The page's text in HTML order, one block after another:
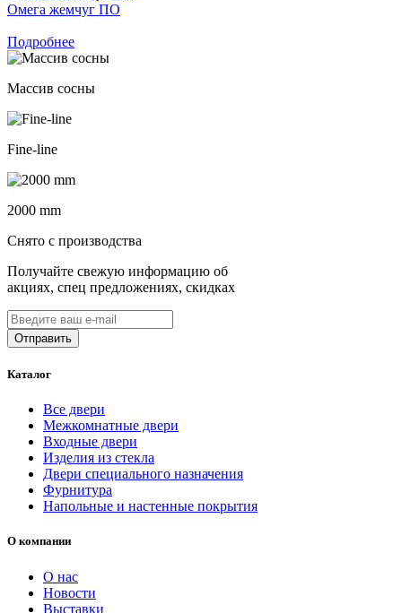
Омега жемчуг ПО
Подробнее
Массив сосны
Fine-line
2000 mm
Снято с производства
Получайте свежую информацию об
акциях, спец предложениях, скидках
Каталог
Все двери
Межкомнатные двери
Входные двери
Изделия из стекла
Двери специального назначения
Фурнитура
Напольные и настенные покрытия
О компании
О нас
Новости
Выставки